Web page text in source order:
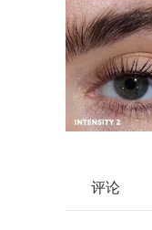
评论